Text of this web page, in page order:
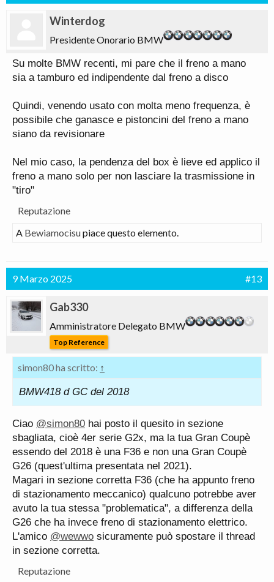
Winterdog
Presidente Onorario BMW
Su molte BMW recenti, mi pare che il freno a mano
sia a tamburo ed indipendente dal freno a disco
Quindi, venendo usato con molta meno frequenza, è
possibile che ganasce e pistoncini del freno a mano
siano da revisionare
Nel mio caso, la pendenza del box è lieve ed applico il
freno a mano solo per non lasciare la trasmissione in
"tiro"
Reputazione
A Bewiamocisupiace questo elemento.
9 Marzo 2025 #13
Gab330
Amministratore Delegato BMW
Top Reference
simon80 ha scritto: ↑
BMW418 d GC del 2018
Ciao @simon80 hai posto il quesito in sezione
sbagliata, cioè 4er serie G2x, ma la tua Gran Coupè
essendo del 2018 è una F36 e non una Gran Coupè
G26 (quest'ultima presentata nel 2021).
Magari in sezione corretta F36 (che ha appunto freno
di stazionamento meccanico) qualcuno potrebbe aver
avuto la tua stessa "problematica", a differenza della
G26 che ha invece freno di stazionamento elettrico.
L'amico @wewwo sicuramente può spostare il thread
in sezione corretta.
Reputazione